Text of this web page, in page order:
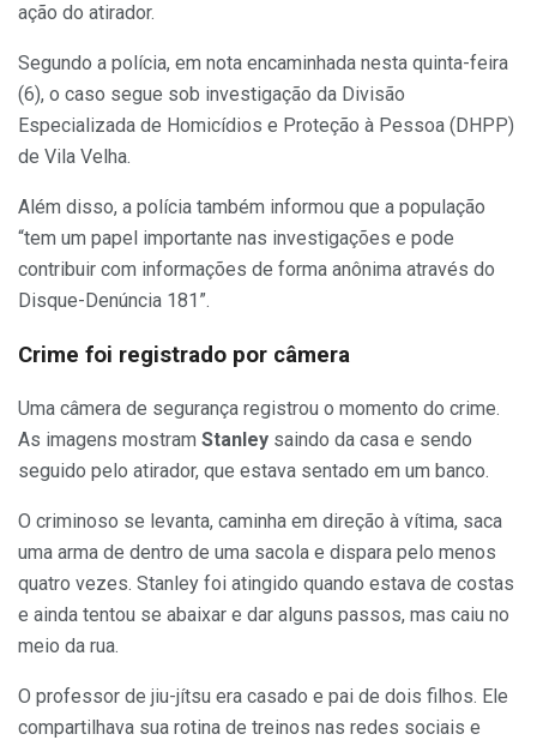
ação do atirador.
Segundo a polícia, em nota encaminhada nesta quinta-feira
(6), o caso segue sob investigação da Divisão
Especializada de Homicídios e Proteção à Pessoa (DHPP)
de Vila Velha.
Além disso, a polícia também informou que a população
“tem um papel importante nas investigações e pode
contribuir com informações de forma anônima através do
Disque-Denúncia 181”.
Crime foi registrado por câmera
Uma câmera de segurança registrou o momento do crime.
As imagens mostram Stanley saindo da casa e sendo
seguido pelo atirador, que estava sentado em um banco.
O criminoso se levanta, caminha em direção à vítima, saca
uma arma de dentro de uma sacola e dispara pelo menos
quatro vezes. Stanley foi atingido quando estava de costas
e ainda tentou se abaixar e dar alguns passos, mas caiu no
meio da rua.
O professor de jiu-jítsu era casado e pai de dois filhos. Ele
compartilhava sua rotina de treinos nas redes sociais e